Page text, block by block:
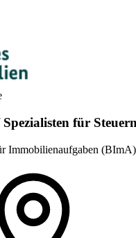
Spezialisten für
Immobilienaufgaben (BImA)